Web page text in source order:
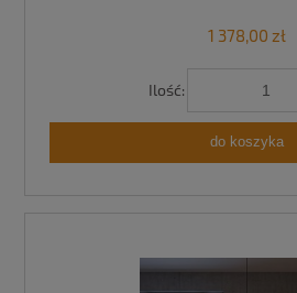
1 378,00 zł
Ilość:
do koszyka